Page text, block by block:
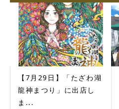
【7月29日】「たざわ湖
龍神まつり」に出店し
ま...